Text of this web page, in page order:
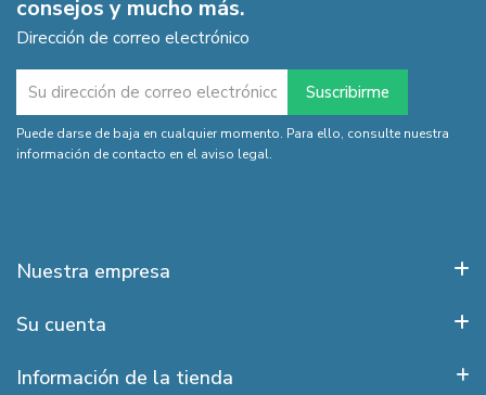
consejos y mucho más.
Dirección de correo electrónico
Puede darse de baja en cualquier momento. Para ello, consulte nuestra
información de contacto en el aviso legal.
Nuestra empresa
Su cuenta
Información de la tienda